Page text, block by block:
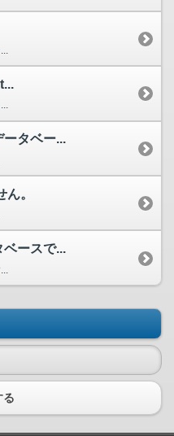
タベー...
。
ースで...
る